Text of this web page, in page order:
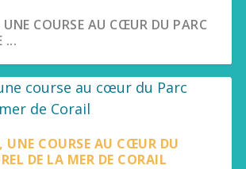
COURSE AU CŒUR DU PARC
...
UNE COURSE AU CŒUR DU
DE LA MER DE CORAIL